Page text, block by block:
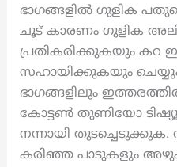
ഭാഗങ്ങളിൽ ഗുളിക
ചൂട് കാരണം ഗുളിക
പ്രതികരിക്കുകയും കറ
സഹായിക്കുകയും
ഭാഗങ്ങളിലും
കോട്ടൺ തുണിയോ ടിഷ്യൂ
നന്നായി
കരിഞ്ഞ പാടുകളും